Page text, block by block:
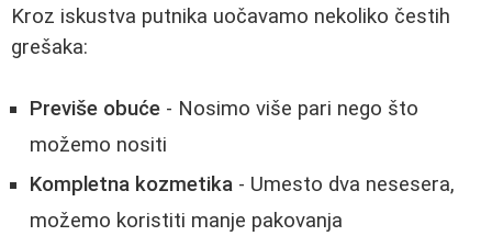
Kroz iskustva putnika uočavamo nekoliko čestih
grešaka:
Previše obuće - Nosimo više pari nego što
možemo nositi
Kompletna kozmetika - Umesto dva nesesera,
možemo koristiti manje pakovanja